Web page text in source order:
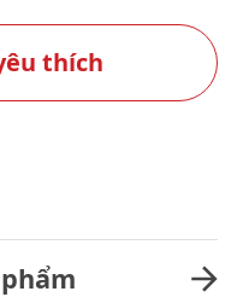
thích